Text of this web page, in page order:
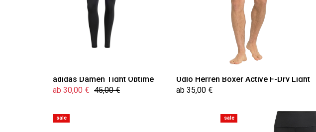
adidas Damen Tight Optime
ab 30,00 € 45,00 €
Odlo Herren Boxer Active F-Dry Light
ab 35,00 €
sale sale